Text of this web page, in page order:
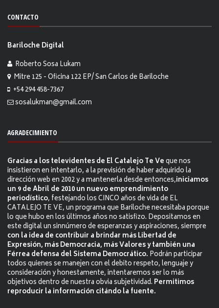
CONTACTO
Bariloche Digital
Roberto Sosa Lukam
Mitre 125 - Oficina 122 EP/ San Carlos de Bariloche
+54 294 458-7367
sosalukman@gmail.com
AGRADECIMIENTO
Gracias a los televidentes de El Catalejo Te Veque nos
insistieron en intentarlo, a la previsión de haber adquirido la
dirección web en 2002 y a mantenerla desde entonces,iniciamos
un 9 de Abril de 2010 un nuevo emprendimiento
periodístico, festejando los CINCO años de vida de EL
CATALEJO TE VE, un programa que Bariloche necesitaba porque
lo que hubo en los últimos años no satisfizo. Depositamos en
este digital un sinnúmero de esperanzas y aspiraciones, siempre
con la idea de contribuir a brindar más Libertad de
Expresión, más Democracia, más Valores y también una
Férrea defensa del Sistema Democrático. Podrán participar
todos quienes se manejen con el debito respeto, lenguaje y
consideración y honestamente, intentaremos ser lo más
objetivos dentro de nuestra obvia subjetividad. Permitimos
reproducir la información citándo la fuente.